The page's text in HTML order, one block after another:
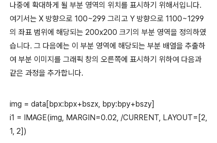
나중에 확대하게 될 부분 영역의 위치를 표시하기 위해서입니다.
여기서는 X 방향으로 100~299 그리고 Y 방향으로 1100~1299
의 좌표 범위에 해당되는 200x200 크기의 부분 영역을 정의하였
습니다. 그 다음에는 이 부분 영역에 해당되는 부분 배열을 추출하
여 부분 이미지를 그래픽 창의 오른쪽에 표시하기 위하여 다음과
같은 과정을 추가합니다.
img = data[bpx:bpx+bszx, bpy:bpy+bszy]
i1 = IMAGE(img, MARGIN=0.02, /CURRENT, LAYOUT=[2,
1, 2])